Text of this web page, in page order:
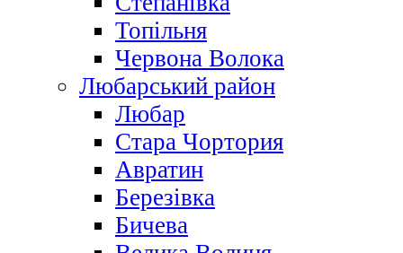
Топільня
Червона Волока
Любарський район
Любар
Стара Чортория
Авратин
Березівка
Бичева